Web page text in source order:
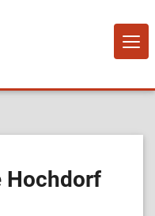
Hochdorf